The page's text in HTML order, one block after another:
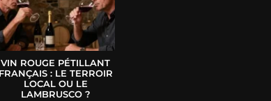
VIN ROUGE PÉTILLANT
FRANÇAIS : LE TERROIR
LOCAL OU LE
LAMBRUSCO ?